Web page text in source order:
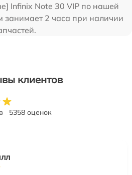
Infinix Note 30 VIP по нашей
занимает 2 часа при наличии
клиентов
5358 оценок